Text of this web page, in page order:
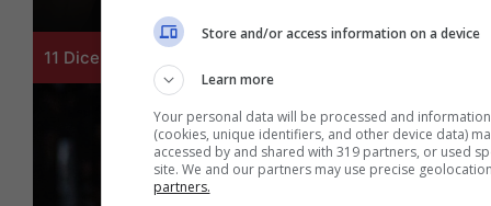
11 Dicembre 2022 - 23:23
Store and/or access information on a device
Learn more
Your personal data will be processed and
(cookies, unique identifiers, and other device data)
accessed by and shared with 319 partners, or used
site. We and our partners may use precise
partners.